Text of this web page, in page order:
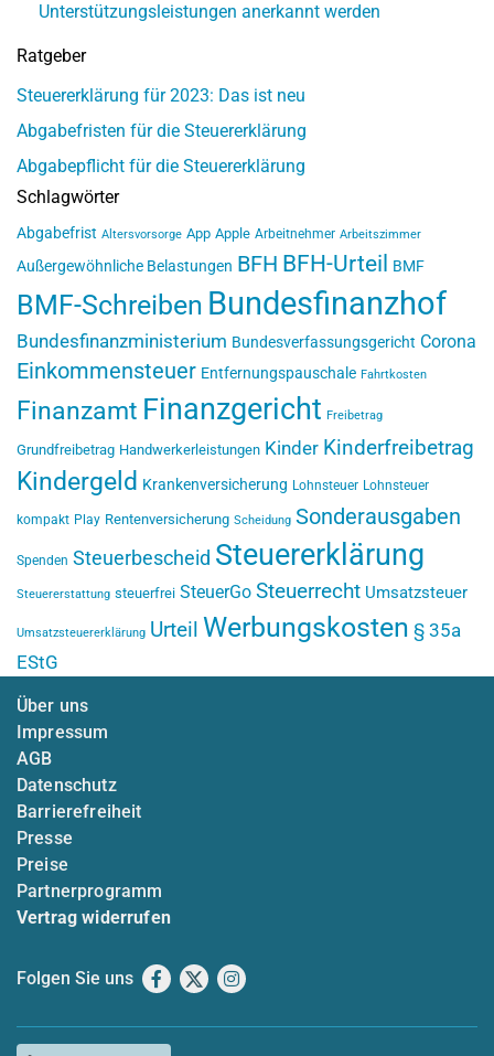
Unterstützungsleistungen anerkannt werden
Ratgeber
Steuererklärung für 2023: Das ist neu
Abgabefristen für die Steuererklärung
Abgabepflicht für die Steuererklärung
Schlagwörter
Abgabefrist Altersvorsorge App Apple Arbeitnehmer Arbeitszimmer
Außergewöhnliche Belastungen BFH BFH-Urteil BMF
BMF-Schreiben Bundesfinanzhof
Bundesfinanzministerium Bundesverfassungsgericht Corona
Einkommensteuer Entfernungspauschale Fahrtkosten
Finanzamt Finanzgericht Freibetrag
Grundfreibetrag Handwerkerleistungen Kinder Kinderfreibetrag
Kindergeld Krankenversicherung Lohnsteuer Lohnsteuer
kompakt Play Rentenversicherung Scheidung Sonderausgaben
Spenden Steuerbescheid Steuererklärung
Steuererstattung steuerfrei SteuerGo Steuerrecht Umsatzsteuer
Umsatzsteuererklärung Urteil Werbungskosten § 35a
EStG
Über uns
Impressum
AGB
Datenschutz
Barrierefreiheit
Presse
Preise
Partnerprogramm
Vertrag widerrufen
Folgen Sie uns Facebook
X Instagram